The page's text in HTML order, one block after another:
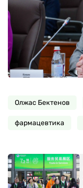
Олжас Бектенов
фармацевтика